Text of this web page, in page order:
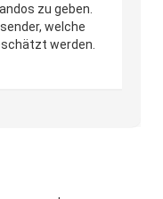
zu geben.
welche
werden.